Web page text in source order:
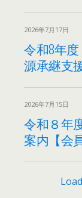
2026年7月17日
令和8年
源承継支
2026年7月15日
令和８年
案内【会